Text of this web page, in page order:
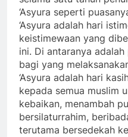
‘Asyura seperti
‘Asyura adalah hari
keistimewaan yang
ini. Di antaranya
bagi yang
‘Asyura adalah hari
kepada semua muslim
kebaikan, menambah
bersilaturrahim,
terutama bersedekah